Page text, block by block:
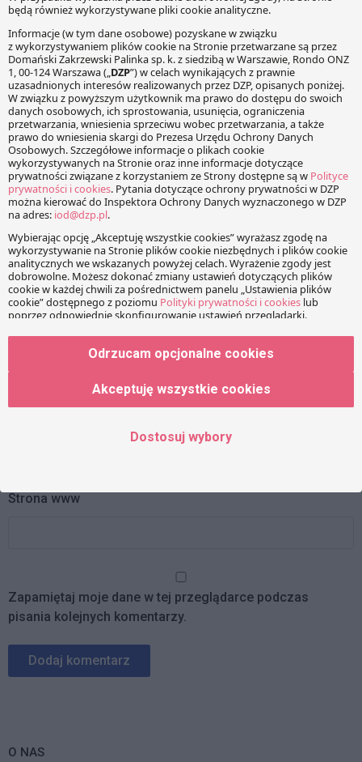
KOMENTARZE
Twój adres e-mail nie zostanie opublikowany. Wymagane
pola są oznaczone*
Wiadomość
Imię
Strona www
Zapamiętaj moje dane w tej przeglądarce podczas
pisania kolejnych komentarzy.
O NAS
Odrzucam opcjonalne cookies
Akceptuję wszystkie cookies
Dostosuj wybory